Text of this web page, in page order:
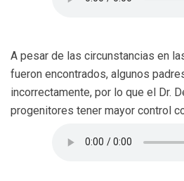
A pesar de las circunstancias en
fueron encontrados, algunos
incorrectamente, por lo que el Dr.
progenitores tener mayor control